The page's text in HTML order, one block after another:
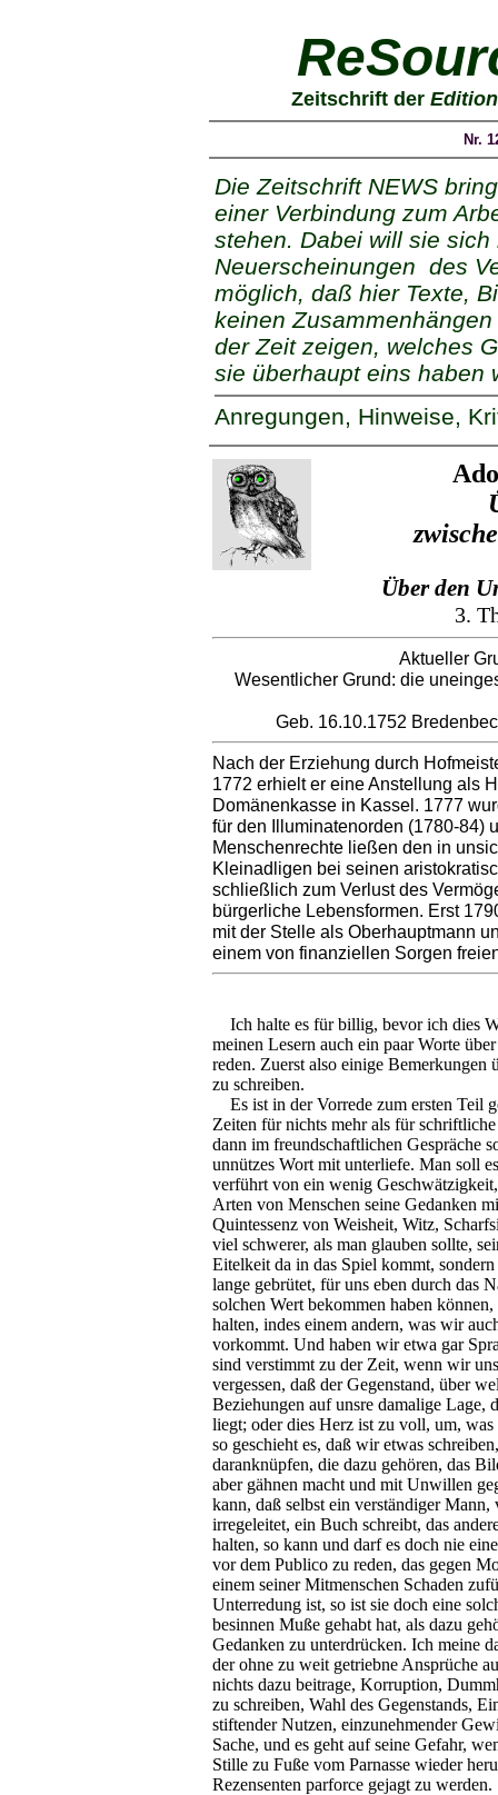
Zeitschrift der
Nr.
Die Zeitschrift NEWS
einer Verbindung zum
stehen. Dabei will sie
Neuerscheinungen des
möglich, daß hier Texte,
keinen
der Zeit zeigen, welches
sie überhaupt eins haben
Anregungen, Hinweise,
Über den
3.
Aktueller
Wesentlicher Grund: die
Geb. 16.10.1752
Nach der Erziehung durch
1772 erhielt er eine Anstellung als
Domänenkasse in Kassel. 1777
für den Illuminatenorden (1780-84)
Menschenrechte ließen den in
Kleinadligen bei seinen
schließlich zum Verlust des
bürgerliche Lebensformen. Erst
mit der Stelle als Oberhauptmann
einem von finanziellen Sorgen
Ich halte es für billig, bevor ich dies
meinen Lesern auch ein paar Worte
reden. Zuerst also einige
zu schreiben.
Es ist in der Vorrede zum ersten Teil
Zeiten für nichts mehr als für
dann im freundschaftlichen Gespräche
unnützes Wort mit unterliefe. Man soll
verführt von ein wenig
Arten von Menschen seine Gedanken
Quintessenz von Weisheit, Witz,
viel schwerer, als man glauben sollte,
Eitelkeit da in das Spiel kommt,
lange gebrütet, für uns eben durch das
solchen Wert bekommen haben
halten, indes einem andern, was wir
vorkommt. Und haben wir etwa gar
sind verstimmt zu der Zeit, wenn wir
vergessen, daß der Gegenstand, über
Beziehungen auf unsre damalige Lage,
liegt; oder dies Herz ist zu voll, um,
so geschieht es, daß wir etwas
daranknüpfen, die dazu gehören, das
aber gähnen macht und mit Unwillen
kann, daß selbst ein verständiger
irregeleitet, ein Buch schreibt, das
halten, so kann und darf es doch nie
vor dem Publico zu reden, das gegen
einem seiner Mitmenschen Schaden
Unterredung ist, so ist sie doch eine
besinnen Muße gehabt hat, als dazu
Gedanken zu unterdrücken. Ich meine
der ohne zu weit getriebne Ansprüche
nichts dazu beitrage, Korruption,
zu schreiben, Wahl des Gegenstands,
stiftender Nutzen, einzunehmender
Sache, und es geht auf seine Gefahr,
Stille zu Fuße vom Parnasse wieder
Rezensenten parforce gejagt zu werden.